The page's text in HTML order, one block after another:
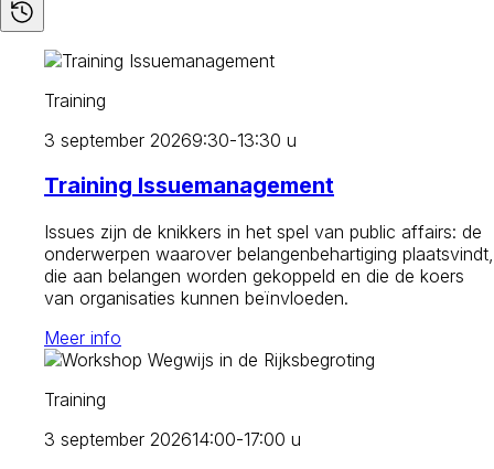
Training
3 september 20269:30-13:30 u
Training Issuemanagement
Issues zijn de knikkers in het spel van public affairs: de
onderwerpen waarover belangenbehartiging plaatsvindt,
die aan belangen worden gekoppeld en die de koers
van organisaties kunnen beïnvloeden.
Meer info
Training
3 september 202614:00-17:00 u